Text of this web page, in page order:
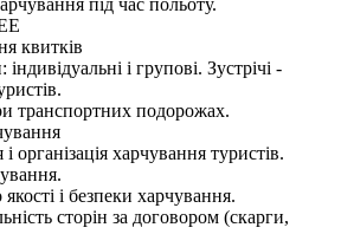
квитків
і групові. Зустрічі -
транспортних подорожах.
і організація харчування туристів.
і безпеки харчування.
сторін за договором (скарги,